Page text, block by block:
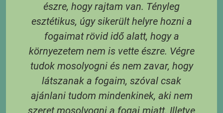
észre, hogy rajtam van. Tényleg
esztétikus, úgy sikerült helyre hozni a
fogaimat rövid idő alatt, hogy a
környezetem nem is vette észre. Végre
tudok mosolyogni és nem zavar, hogy
látszanak a fogaim, szóval csak
ajánlani tudom mindenkinek, aki nem
szeret mosolyogni a fogai miatt. Illetve